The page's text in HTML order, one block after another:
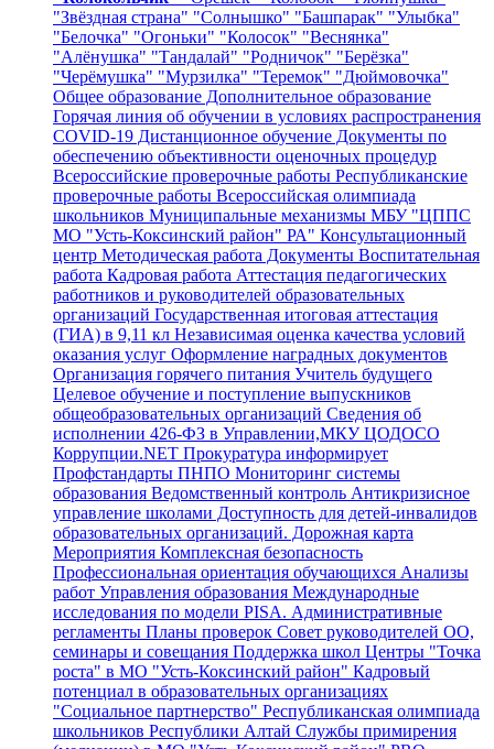
"Звёздная страна" "Солнышко" "Башпарак" "Улыбка"
"Белочка" "Огоньки" "Колосок" "Веснянка"
"Алёнушка" "Тандалай" "Родничок" "Берёзка"
"Черёмушка" "Мурзилка" "Теремок" "Дюймовочка"
Общее образование Дополнительное образование
Горячая линия об обучении в условиях распространения
COVID-19 Дистанционное обучение Документы по
обеспечению объективности оценочных процедур
Всероссийские проверочные работы Республиканские
проверочные работы Всероссийская олимпиада
школьников Муниципальные механизмы МБУ "ЦППС
МО "Усть-Коксинский район" РА" Консультационный
центр Методическая работа Документы Воспитательная
работа Кадровая работа Аттестация педагогических
работников и руководителей образовательных
организаций Государственная итоговая аттестация
(ГИА) в 9,11 кл Независимая оценка качества условий
оказания услуг Оформление наградных документов
Организация горячего питания Учитель будущего
Целевое обучение и поступление выпускников
общеобразовательных организаций Сведения об
исполнении 426-ФЗ в Управлении,МКУ ЦОДОСО
Коррупции.NET Прокуратура информирует
Профстандарты ПНПО Мониторинг системы
образования Ведомственный контроль Антикризисное
управление школами Доступность для детей-инвалидов
образовательных организаций. Дорожная карта
Мероприятия Комплексная безопасность
Профессиональная ориентация обучающихся Анализы
работ Управления образования Международные
исследования по модели PISA. Административные
регламенты Планы проверок Совет руководителей ОО,
семинары и совещания Поддержка школ Центры "Точка
роста" в МО "Усть-Коксинский район" Кадровый
потенциал в образовательных организациях
"Социальное партнерство" Республиканская олимпиада
школьников Республики Алтай Службы примирения